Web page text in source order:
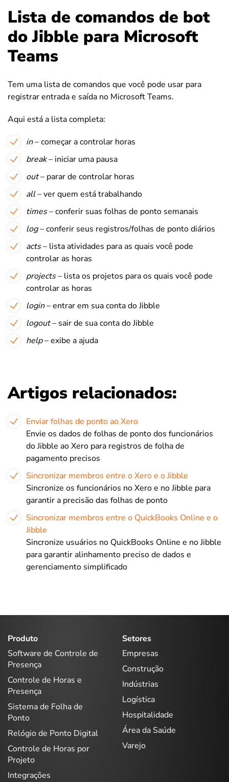
Lista de comandos de bot
do Jibble para Microsoft
Teams
Tem uma lista de comandos que você pode usar para
registrar entrada e saída no Microsoft Teams.
Aqui está a lista completa:
in– começar a controlar horas
break– iniciar uma pausa
out– parar de controlar horas
all– ver quem está trabalhando
times– conferir suas folhas de ponto semanais
log– conferir seus registros/folhas de ponto diários
acts– lista atividades para as quais você pode
controlar as horas
projects– lista os projetos para os quais você pode
controlar as horas
login– entrar em sua conta do Jibble
logout– sair de sua conta do Jibble
help– exibe a ajuda
Artigos relacionados:
Enviar folhas de ponto ao Xero
Envie os dados de folhas de ponto dos funcionários
do Jibble ao Xero para registros de folha de
pagamento precisos
Sincronizar membros entre o Xero e o Jibble
Sincronize os funcionários no Xero e no Jibble para
garantir a precisão das folhas de ponto
Sincronizar membros entre o QuickBooks Online e o
Jibble
Sincronize usuários no QuickBooks Online e no Jibble
para garantir alinhamento preciso de dados e
gerenciamento simplificado
Produto
Software de Controle de
Presença
Controle de Horas e
Presença
Sistema de Folha de
Ponto
Relógio de Ponto Digital
Controle de Horas por
Projeto
Integrações
Setores
Empresas
Construção
Indústrias
Logística
Hospitalidade
Área da Saúde
Varejo